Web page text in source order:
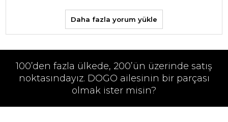
Daha fazla yorum yükle
100’den fazla ülkede, 200’ün üzerinde satış
noktasındayız. DOGO ailesinin bir parçası
olmak ister misin?